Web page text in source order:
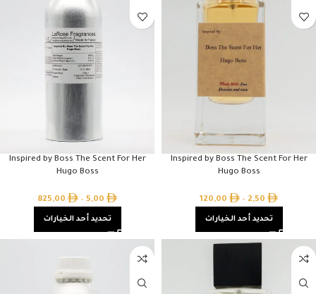
Inspired by Boss The Scent For Her
Hugo Boss
2,50
–
120,00
تحديد أحد الخيارات
Inspired by Boss The Scent For Her
Hugo Boss
5,00
–
825,00
تحديد أحد الخيارات